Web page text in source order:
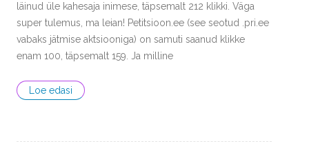
läinud üle kahesaja inimese, täpsemalt 212 klikki. Väga
super tulemus, ma leian! Petitsioon.ee (see seotud .pri.ee
vabaks jätmise aktsiooniga) on samuti saanud klikke
enam 100, täpsemalt 159. Ja milline
Loe edasi